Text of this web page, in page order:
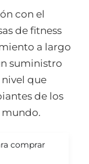
con el
de fitness
a largo
suministro
que
de los
mundo.
comprar